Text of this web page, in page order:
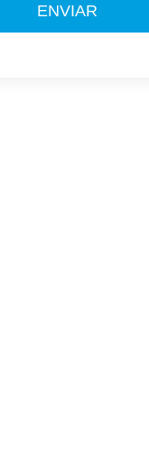
ENVIAR